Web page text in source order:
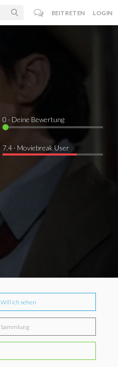
BEITRETEN LOGIN
0 · Deine Bewertung
7.4 · Moviebreak User
Will ich sehen
Sammlung